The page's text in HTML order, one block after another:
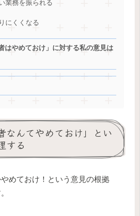
業務を振られる
にくくなる
はやめておけ」に対する私の意見は
なんてやめておけ」とい
する
めておけ！という意見の根拠